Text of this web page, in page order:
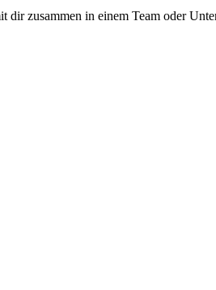
zusammen in einem Team oder